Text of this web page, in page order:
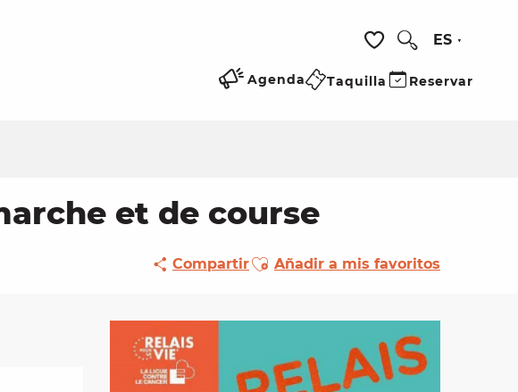
Voir les favoris
ES
Agenda Taquilla Reservar
et de course
CompartirAjouter aux favoris
Añadir a mis favoritos